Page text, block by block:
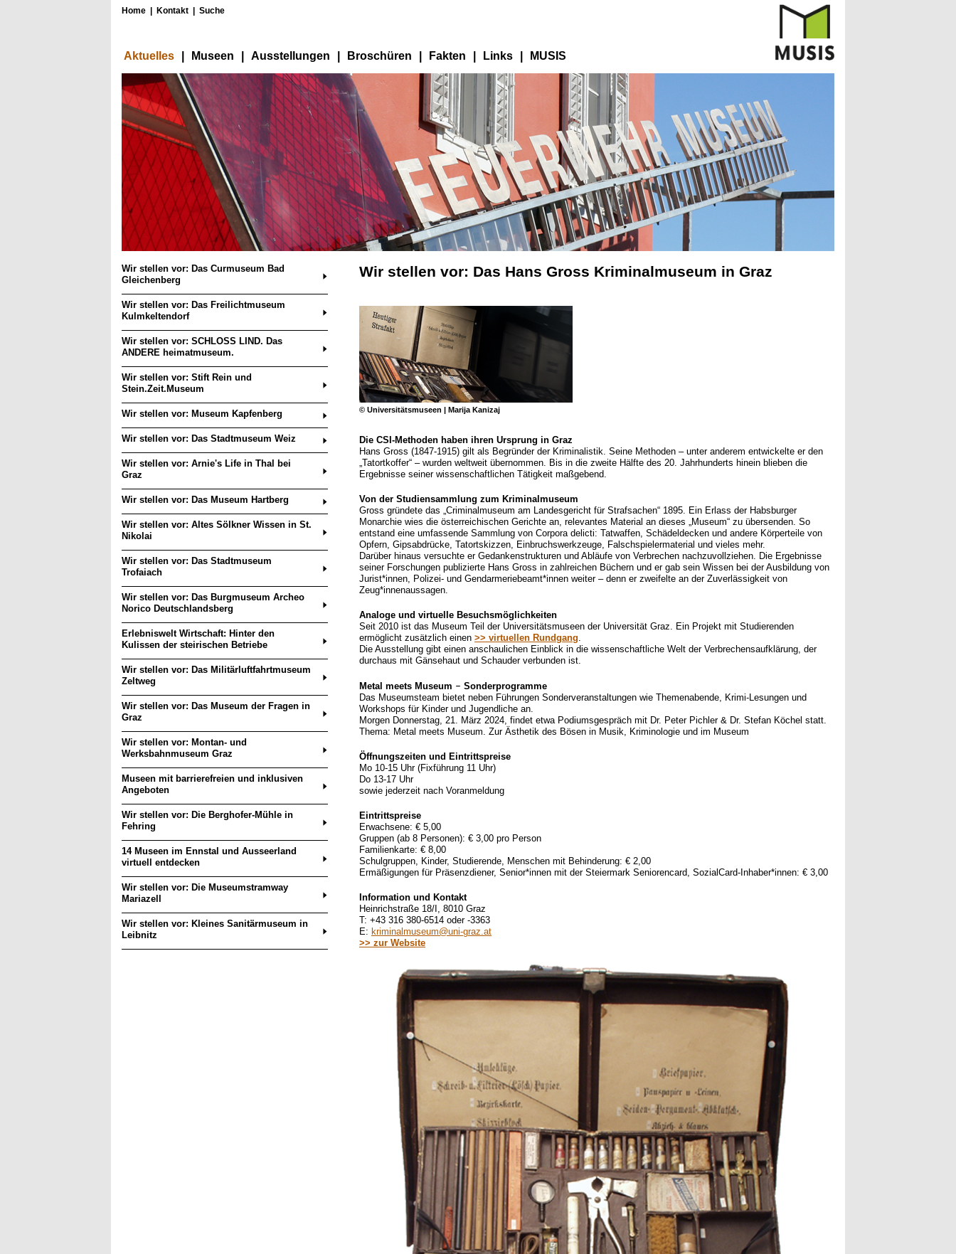
Home Kontakt Suche
Aktuelles Museen Ausstellungen Broschüren Fakten Links MUSIS
Wir stellen vor: Das Curmuseum Bad
Gleichenberg
Wir stellen vor: Das Freilichtmuseum
Kulmkeltendorf
Wir stellen vor: SCHLOSS LIND. Das
ANDERE heimatmuseum.
Wir stellen vor: Stift Rein und
Stein.Zeit.Museum
Wir stellen vor: Museum Kapfenberg
Wir stellen vor: Das Stadtmuseum Weiz
Wir stellen vor: Arnie's Life in Thal bei
Graz
Wir stellen vor: Das Museum Hartberg
Wir stellen vor: Altes Sölkner Wissen in St.
Nikolai
Wir stellen vor: Das Stadtmuseum
Trofaiach
Wir stellen vor: Das Burgmuseum Archeo
Norico Deutschlandsberg
Erlebniswelt Wirtschaft: Hinter den
Kulissen der steirischen Betriebe
Wir stellen vor: Das Militärluftfahrtmuseum
Zeltweg
Wir stellen vor: Das Museum der Fragen in
Graz
Wir stellen vor: Montan- und
Werksbahnmuseum Graz
Museen mit barrierefreien und inklusiven
Angeboten
Wir stellen vor: Die Berghofer-Mühle in
Fehring
14 Museen im Ennstal und Ausseerland
virtuell entdecken
Wir stellen vor: Die Museumstramway
Mariazell
Wir stellen vor: Kleines Sanitärmuseum in
Leibnitz
Wir stellen vor: Das Hans Gross Kriminalmuseum in Graz
© Universitätsmuseen | Marija Kanizaj
Die CSI-Methoden haben ihren Ursprung in Graz
Hans Gross (1847-1915) gilt als Begründer der Kriminalistik. Seine Methoden – unter anderem entwickelte er den
„Tatortkoffer“ – wurden weltweit übernommen. Bis in die zweite Hälfte des 20. Jahrhunderts hinein blieben die
Ergebnisse seiner wissenschaftlichen Tätigkeit maßgebend.
Von der Studiensammlung zum Kriminalmuseum
Gross gründete das „Criminalmuseum am Landesgericht für Strafsachen“ 1895. Ein Erlass der Habsburger
Monarchie wies die österreichischen Gerichte an, relevantes Material an dieses „Museum“ zu übersenden. So
entstand eine umfassende Sammlung von Corpora delicti: Tatwaffen, Schädeldecken und andere Körperteile von
Opfern, Gipsabdrücke, Tatortskizzen, Einbruchswerkzeuge, Falschspielermaterial und vieles mehr.
Darüber hinaus versuchte er Gedankenstrukturen und Abläufe von Verbrechen nachzuvollziehen. Die Ergebnisse
seiner Forschungen publizierte Hans Gross in zahlreichen Büchern und er gab sein Wissen bei der Ausbildung von
Jurist*innen, Polizei- und Gendarmeriebeamt*innen weiter – denn er zweifelte an der Zuverlässigkeit von
Zeug*innenaussagen.
Analoge und virtuelle Besuchsmöglichkeiten
Seit 2010 ist das Museum Teil der Universitätsmuseen der Universität Graz. Ein Projekt mit Studierenden
ermöglicht zusätzlich einen >> virtuellen Rundgang.
Die Ausstellung gibt einen anschaulichen Einblick in die wissenschaftliche Welt der Verbrechensaufklärung, der
durchaus mit Gänsehaut und Schauder verbunden ist.
Metal meets Museum – Sonderprogramme
Das Museumsteam bietet neben Führungen Sonderveranstaltungen wie Themenabende, Krimi-Lesungen und
Workshops für Kinder und Jugendliche an.
Morgen Donnerstag, 21. März 2024, findet etwa Podiumsgespräch mit Dr. Peter Pichler & Dr. Stefan Köchel statt.
Thema: Metal meets Museum. Zur Ästhetik des Bösen in Musik, Kriminologie und im Museum
Öffnungszeiten und Eintrittspreise
Mo 10-15 Uhr (Fixführung 11 Uhr)
Do 13-17 Uhr
sowie jederzeit nach Voranmeldung
Eintrittspreise
Erwachsene: € 5,00
Gruppen (ab 8 Personen): € 3,00 pro Person
Familienkarte: € 8,00
Schulgruppen, Kinder, Studierende, Menschen mit Behinderung: € 2,00
Ermäßigungen für Präsenzdiener, Senior*innen mit der Steiermark Seniorencard, SozialCard-Inhaber*innen: € 3,00
Information und Kontakt
Heinrichstraße 18/I, 8010 Graz
T: +43 316 380-6514 oder -3363
E: kriminalmuseum@uni-graz.at
>> zur Website